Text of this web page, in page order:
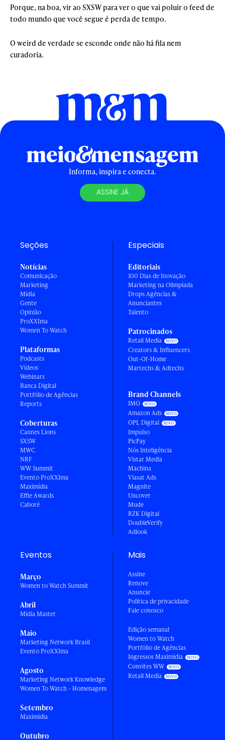
Porque, na boa, vir ao SXSW para ver o que vai poluir o feed de
todo mundo que você segue é perda de tempo.
O weird de verdade se esconde onde não há fila nem
curadoria.
Informa, inspira e conecta.
ASSINE JÁ
Seções
Notícias
Comunicação
Marketing
Mídia
Gente
Opinião
ProXXIma
Women To Watch
Plataformas
Podcasts
Vídeos
Webinars
Banca Digital
Portfólio de Agências
Reports
Coberturas
Cannes Lions
SXSW
MWC
NRF
WW Summit
Evento ProXXIma
Maximídia
Effie Awards
Caboré
Especiais
Editoriais
100 Dias de Inovação
Marketing na Olimpíada
Drops Agências &
Anunciantes
Talento
Patrocinados
Retail Media
Creators & Influencers
Out-Of-Home
Martechs & Adtechs
Brand Channels
IMO
Amazon Ads
OPL Digital
Impulso
PicPay
Nós Inteligência
Vistar Media
Machina
Viasat Ads
Magnite
Uncover
Mude
RZK Digital
DoubleVerify
Adlook
Eventos
Março
Women to Watch Summit
Abril
Mídia Master
Maio
Marketing Network Brasil
Evento ProXXIma
Agosto
Marketing Network Knowledge
Women To Watch - Homenagem
Setembro
Maximídia
Outubro
Mais
Assine
Renove
Anuncie
Política de privacidade
Fale conosco
Edição semanal
Women to Watch
Portfólio de Agências
Ingressos Maximídia
Convites WW
Retail Media